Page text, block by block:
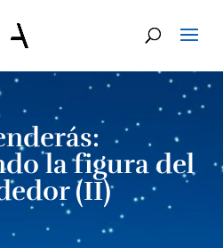
la figura del
(II)